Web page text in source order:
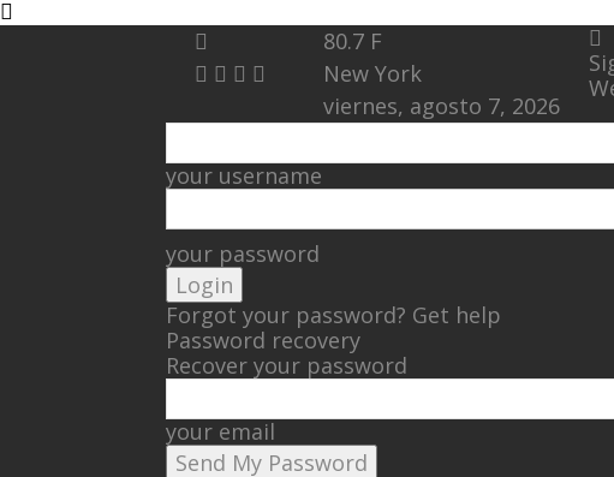
80.7 F
New York
viernes, agosto 7, 2026
your username
your password
Forgot your password? Get help
Password recovery
Recover your password
your email